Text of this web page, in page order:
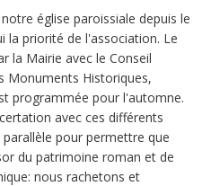
église paroissiale depuis le
la priorité de l'association. Le
la Mairie avec le Conseil
Monuments Historiques,
programmée pour l'automne.
avec ces différents
pour permettre que
du patrimoine roman et de
nous rachetons et